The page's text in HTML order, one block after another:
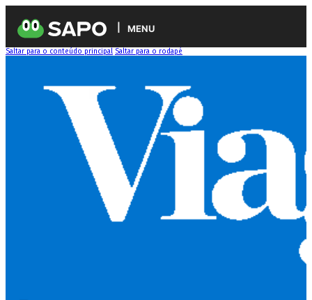
MENU
Saltar para o conteúdo principal Saltar para o rodapé